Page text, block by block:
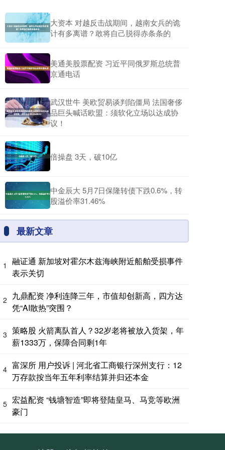
大资本 对越反击战期间，越南女兵的诡
计有多离谱？敢将自己脱得赤条条的
美通美股票配资 习近平同俄罗斯总统普
京通电话
武汉世牛 美欧贸易谈判陷僵局 法国奢侈
品巨头喊话欧盟：须软化立场以达成协
议！
倍操盘 3天，破10亿
中金辰大 5月7日保隆转债下跌0.6%，转
股溢价率31.46%
最新文章
1
融证通 新加坡对霍尔木兹海峡附近船舶受损事件
表示关切
2 九鼎配资 净利连降三年，市值却创新高，四方达
凭“AI散热”突围？
3 策略股 火箭离队首人？32岁老将被放入货架，年
薪1333万，保障合同剩1年
4 富深所 用户投诉 | 河北省工商银行深州支行：12
万存款按当年五年利率结算并归还本金
5 宏益配资 “钱塘智造”即将登陆皇马、马竞等欧洲
豪门